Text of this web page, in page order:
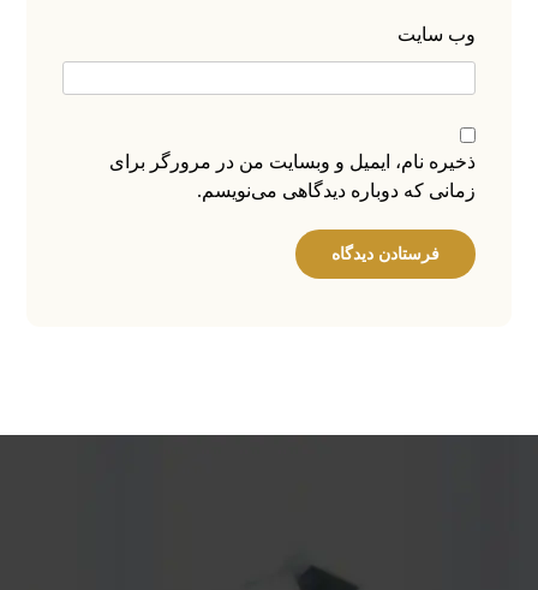
وب‌ سایت
ذخیره نام، ایمیل و وبسایت من در مرورگر برای
زمانی که دوباره دیدگاهی می‌نویسم.